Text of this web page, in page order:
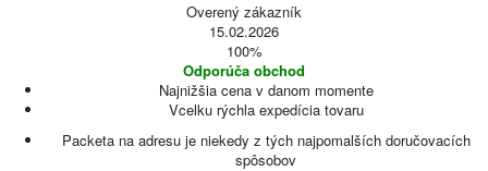
Overený zákazník
15.02.2026
100%
Odporúča obchod
Najnižšia cena v danom momente
Vcelku rýchla expedícia tovaru
Packeta na adresu je niekedy z tých najpomalších doručovacích
spôsobov